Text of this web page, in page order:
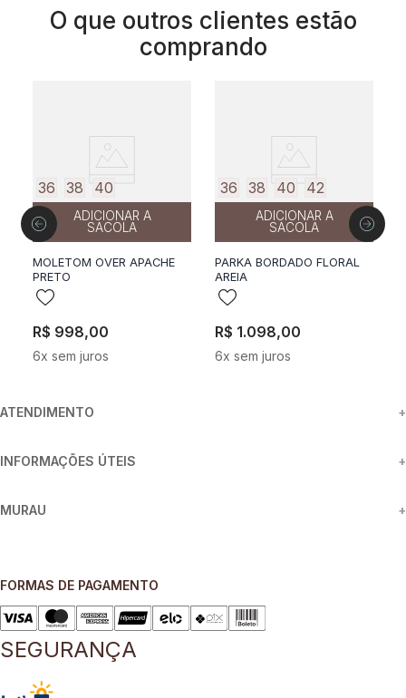
O que outros clientes estão
comprando
36 38 40
ADICIONAR A
SACOLA
MOLETOM OVER APACHE
PRETO
R$ 998,00
6x sem juros
36 38 40 42
ADICIONAR A
SACOLA
PARKA BORDADO FLORAL
AREIA
R$ 1.098,00
6x sem juros
ATENDIMENTO +
INFORMAÇÕES ÚTEIS +
MURAU +
FORMAS DE PAGAMENTO
SEGURANÇA